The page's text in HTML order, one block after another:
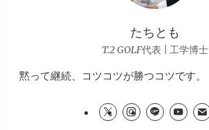
たちとも
T.2 GOLF代表 | 工学博士
黙って継続、コツコツが勝つコツです。